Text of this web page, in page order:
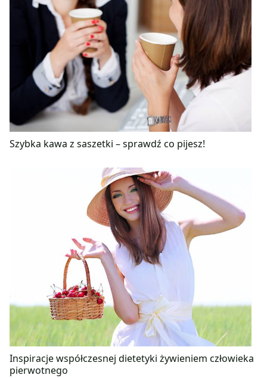
Szybka kawa z saszetki – sprawdź co pijesz!
Inspiracje współczesnej dietetyki żywieniem człowieka
pierwotnego